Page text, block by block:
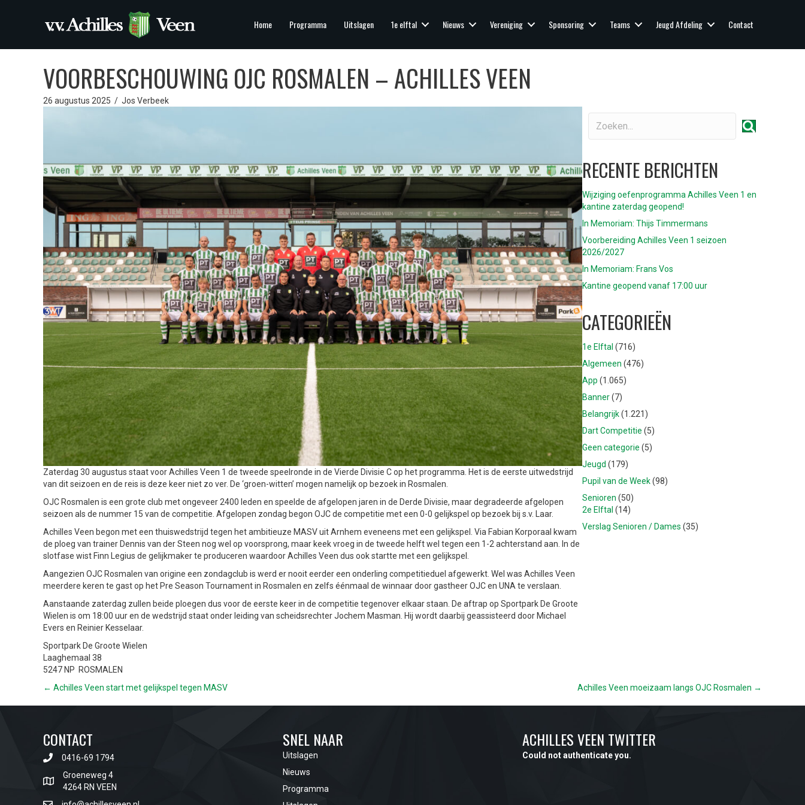
Home Programma Uitslagen 1e elftal Nieuws Vereniging Sponsoring Teams Jeugd Afdeling Contact
VOORBESCHOUWING OJC ROSMALEN – ACHILLES VEEN
26 augustus 2025 / Jos Verbeek
Zaterdag 30 augustus staat voor Achilles Veen 1 de tweede speelronde in de Vierde Divisie C op het programma. Het is de eerste uitwedstrijd
van dit seizoen en de reis is deze keer niet zo ver. De ‘groen-witten’ mogen namelijk op bezoek in Rosmalen.
OJC Rosmalen is een grote club met ongeveer 2400 leden en speelde de afgelopen jaren in de Derde Divisie, maar degradeerde afgelopen
seizoen als de nummer 15 van de competitie. Afgelopen zondag begon OJC de competitie met een 0-0 gelijkspel op bezoek bij s.v. Laar.
Achilles Veen begon met een thuiswedstrijd tegen het ambitieuze MASV uit Arnhem eveneens met een gelijkspel. Via Fabian Korporaal kwam
de ploeg van trainer Dennis van der Steen nog wel op voorsprong, maar keek vroeg in de tweede helft wel tegen een 1-2 achterstand aan. In de
slotfase wist Finn Legius de gelijkmaker te produceren waardoor Achilles Veen dus ook startte met een gelijkspel.
Aangezien OJC Rosmalen van origine een zondagclub is werd er nooit eerder een onderling competitieduel afgewerkt. Wel was Achilles Veen
meerdere keren te gast op het Pre Season Tournament in Rosmalen en zelfs éénmaal de winnaar door gastheer OJC en UNA te verslaan.
Aanstaande zaterdag zullen beide ploegen dus voor de eerste keer in de competitie tegenover elkaar staan. De aftrap op Sportpark De Groote
Wielen is om 18:00 uur en de wedstrijd staat onder leiding van scheidsrechter Jochem Masman. Hij wordt daarbij geassisteerd door Michael
Evers en Reinier Kesselaar.
Sportpark De Groote Wielen
Laaghemaal 38
5247 NP ROSMALEN
RECENTE BERICHTEN
Wijziging oefenprogramma Achilles Veen 1 en
kantine zaterdag geopend!
In Memoriam: Thijs Timmermans
Voorbereiding Achilles Veen 1 seizoen
2026/2027
In Memoriam: Frans Vos
Kantine geopend vanaf 17:00 uur
CATEGORIEËN
1e Elftal (716)
Algemeen (476)
App (1.065)
Banner(7)
Belangrijk(1.221)
Dart Competitie (5)
Geen categorie (5)
Jeugd (179)
Pupil van de Week(98)
Senioren (50)
2e Elftal (14)
Verslag Senioren / Dames (35)
POSTS
← Achilles Veen start met gelijkspel tegen MASV Achilles Veen moeizaam langs OJC Rosmalen →
CONTACT
0416-69 1794
Groeneweg 4
4264 RN VEEN
SNEL NAAR
Uitslagen
Nieuws
Programma
ACHILLES VEEN TWITTER
Could not authenticate you.